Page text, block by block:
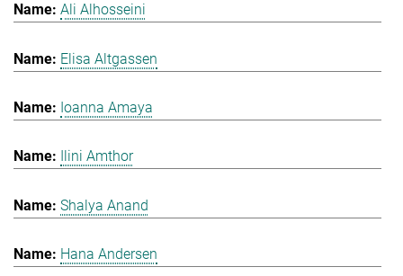
Ali Alhosseini
Elisa Altgassen
Ioanna Amaya
Ilini Amthor
Shalya Anand
Hana Andersen